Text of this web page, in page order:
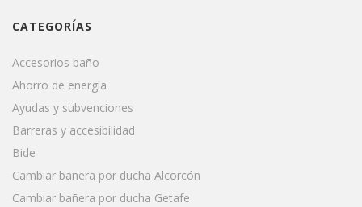
CATEGORÍAS
Accesorios baño
Ahorro de energía
Ayudas y subvenciones
Barreras y accesibilidad
Bide
Cambiar bañera por ducha Alcorcón
Cambiar bañera por ducha Getafe